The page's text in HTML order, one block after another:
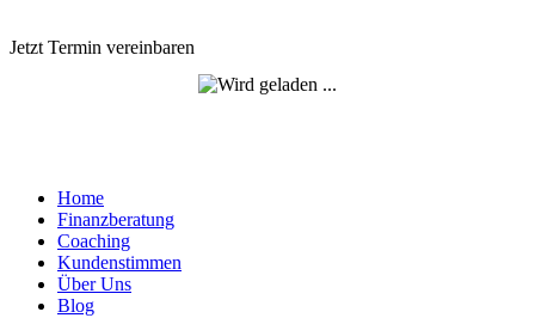
Jetzt Termin vereinbaren
Home
Finanzberatung
Coaching
Kundenstimmen
Über Uns
Blog